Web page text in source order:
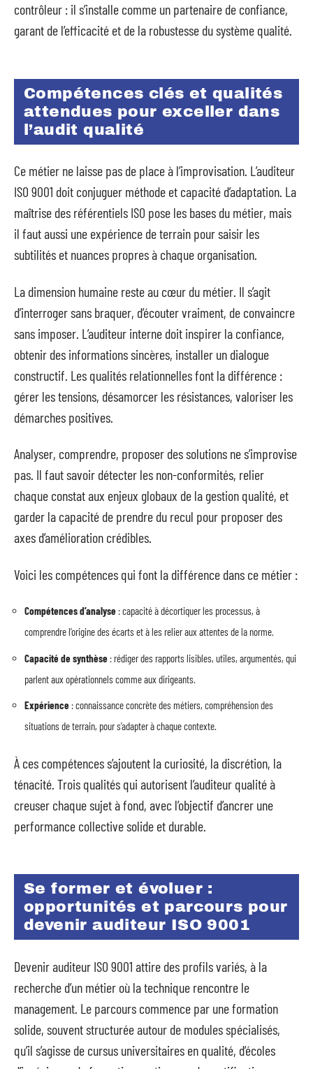
contrôleur : il s’installe comme un partenaire de confiance,
garant de l’efficacité et de la robustesse du système qualité.
Compétences clés et qualités
attendues pour exceller dans
l’audit qualité
Ce métier ne laisse pas de place à l’improvisation. L’auditeur
ISO 9001 doit conjuguer méthode et capacité d’adaptation. La
maîtrise des référentiels ISO pose les bases du métier, mais
il faut aussi une expérience de terrain pour saisir les
subtilités et nuances propres à chaque organisation.
La dimension humaine reste au cœur du métier. Il s’agit
d’interroger sans braquer, d’écouter vraiment, de convaincre
sans imposer. L’auditeur interne doit inspirer la confiance,
obtenir des informations sincères, installer un dialogue
constructif. Les qualités relationnelles font la différence :
gérer les tensions, désamorcer les résistances, valoriser les
démarches positives.
Analyser, comprendre, proposer des solutions ne s’improvise
pas. Il faut savoir détecter les non-conformités, relier
chaque constat aux enjeux globaux de la gestion qualité, et
garder la capacité de prendre du recul pour proposer des
axes d’amélioration crédibles.
Voici les compétences qui font la différence dans ce métier :
Compétences d’analyse : capacité à décortiquer les processus, à
comprendre l’origine des écarts et à les relier aux attentes de la norme.
Capacité de synthèse : rédiger des rapports lisibles, utiles, argumentés, qui
parlent aux opérationnels comme aux dirigeants.
Expérience : connaissance concrète des métiers, compréhension des
situations de terrain, pour s’adapter à chaque contexte.
À ces compétences s’ajoutent la curiosité, la discrétion, la
ténacité. Trois qualités qui autorisent l’auditeur qualité à
creuser chaque sujet à fond, avec l’objectif d’ancrer une
performance collective solide et durable.
Se former et évoluer :
opportunités et parcours pour
devenir auditeur ISO 9001
Devenir auditeur ISO 9001 attire des profils variés, à la
recherche d’un métier où la technique rencontre le
management. Le parcours commence par une formation
solide, souvent structurée autour de modules spécialisés,
qu’il s’agisse de cursus universitaires en qualité, d’écoles